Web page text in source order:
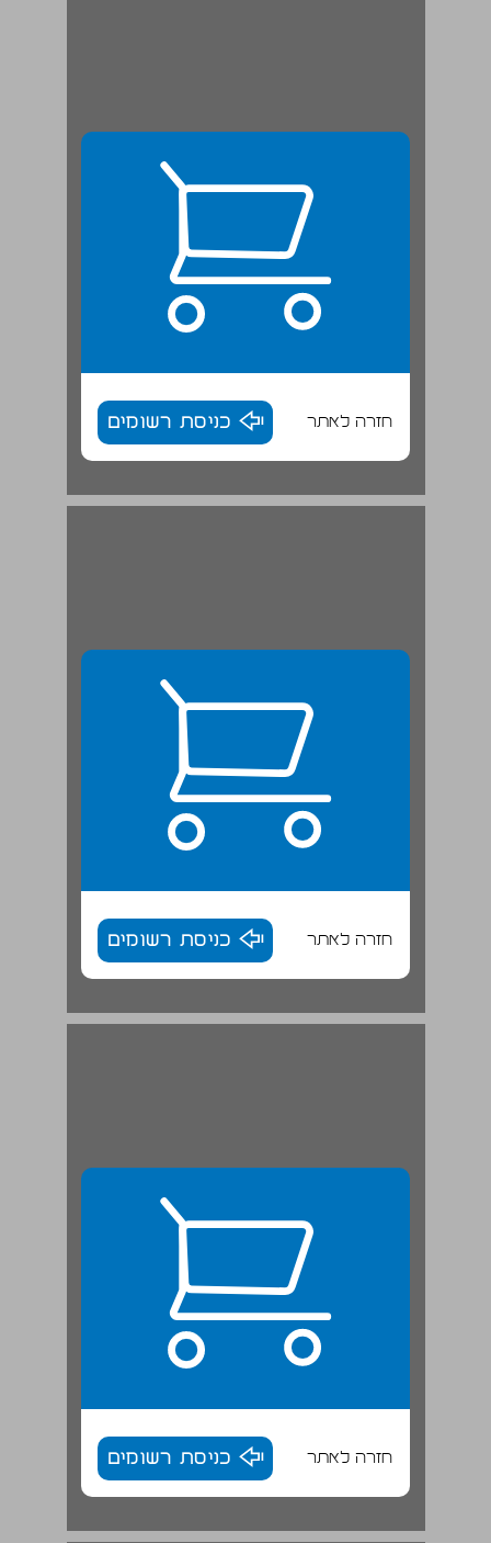
חזרה לאתר כניסת רשומים
1.3 אתגר האזרחות האתנו־לאומית ... 26
חזרה לאתר כניסת רשומים
1.4 היחלשות המשוואה הרפובליקנית והעצמת הצורך בתועלות חומריות למשרתים ... 27
חזרה לאתר כניסת רשומים